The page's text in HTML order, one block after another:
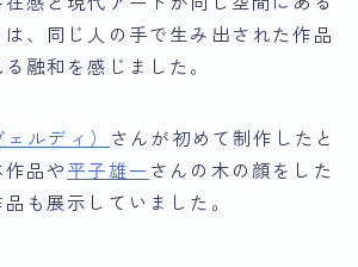
、同じ人の手で生み出された作品
融和を感じました。
ルディ） さんが初めて制作したと
品や平子雄一さんの木の顔をした
も展示していました。